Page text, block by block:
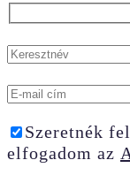
Szeretnék
elfogadom az